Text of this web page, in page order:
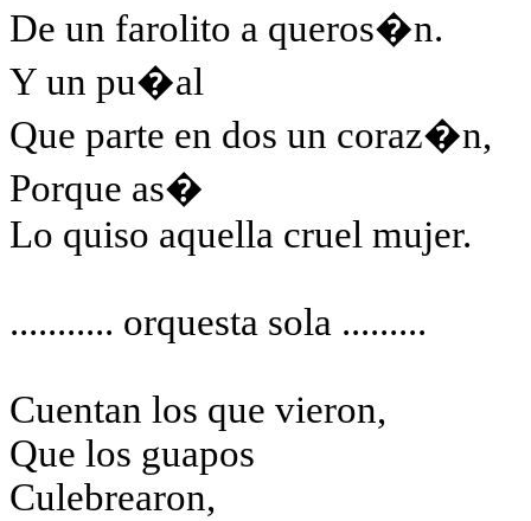
De un farolito a queros�n.
Y un pu�al
Que parte en dos un coraz�n,
Porque as�
Lo quiso aquella cruel mujer.
........... orquesta sola .........
Cuentan los que vieron,
Que los guapos
Culebrearon,